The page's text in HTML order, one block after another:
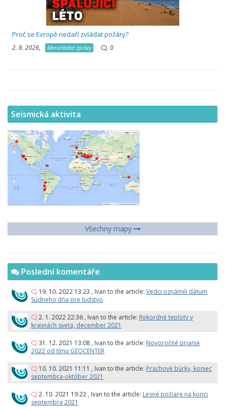
Proč se Evropě nedaří zvládat požáry?
2. 8. 2026, Mimořádné zprávy 0
Seismická aktivita
Všechny mapy
Poslední komentáře
19. 10. 2022 13:23 , Ivan to the article: Vedci oznámili dátum
Súdneho dňa pre ľudstvo
2. 1. 2022 22:36 , Ivan to the article: Rekordné teploty v
krajinách sveta, december 2021
31. 12. 2021 13:08 , Ivan to the article: Novoročné prianie
2022 od tímu GEOCENTER
10. 10. 2021 11:11 , Ivan to the article: Prachové búrky, koniec
septembra-október 2021
2. 10. 2021 19:22 , Ivan to the article: Lesné požiare na konci
septembra 2021